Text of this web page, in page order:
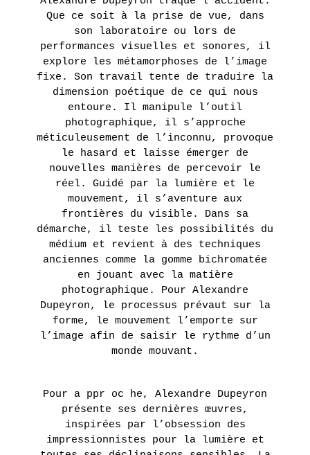
Que ce soit à la prise de vue, dans
son laboratoire ou lors de
performances visuelles et sonores, il
explore les métamorphoses de l’image
fixe. Son travail tente de traduire la
dimension poétique de ce qui nous
entoure. Il manipule l’outil
photographique, il s’approche
méticuleusement de l’inconnu, provoque
le hasard et laisse émerger de
nouvelles manières de percevoir le
réel. Guidé par la lumière et le
mouvement, il s’aventure aux
frontières du visible. Dans sa
démarche, il teste les possibilités du
médium et revient à des techniques
anciennes comme la gomme bichromatée
en jouant avec la matière
photographique. Pour Alexandre
Dupeyron, le processus prévaut sur la
forme, le mouvement l’emporte sur
l’image afin de saisir le rythme d’un
monde mouvant.
Pour a ppr oc he, Alexandre Dupeyron
présente ses dernières œuvres,
inspirées par l’obsession des
impressionnistes pour la lumière et